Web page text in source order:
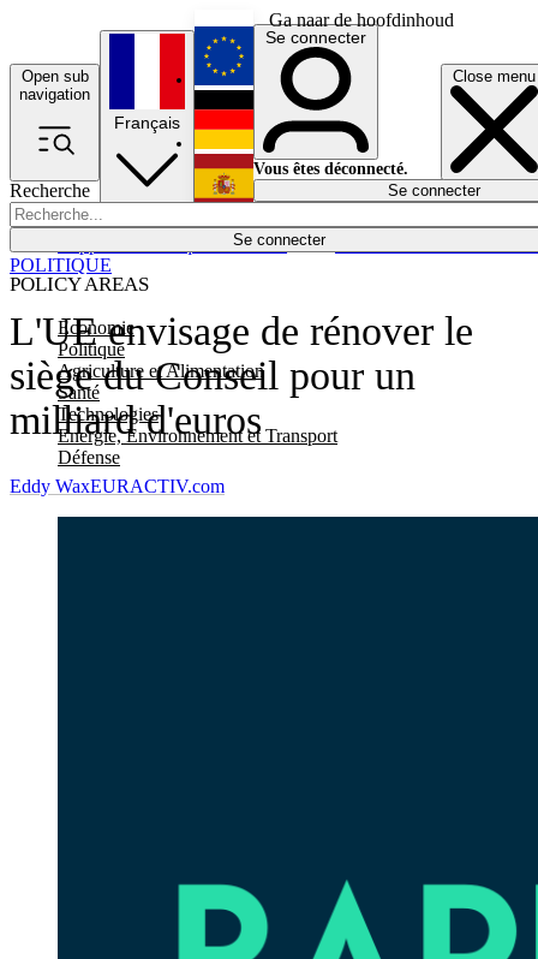
Ga naar de hoofdinhoud
Open sub
navigation
Close menu
Recherche
Se connecter
POLICY AREAS
Economie
Politique
Agriculture et Alimentation
Santé
Technologies
Energie, Environnement et Transport
Défense
Économie
Français
English
Deutsch
Español
Se connecter
Vous êtes déconnecté.
Se connecter
L'UE envisage de rénover le
siège du Conseil pour un
milliard d'euros
POLITIQUE
Eddy WaxEURACTIV.com